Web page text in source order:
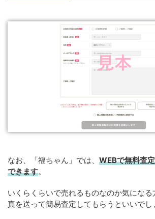
なお、「福ちゃん」では、 WEBで無料査
できます。
いくらくらいで売れるものなのか気にな
真を送って簡易査定してもらうといいでし